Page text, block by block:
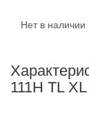
Нет в наличии
111H TL